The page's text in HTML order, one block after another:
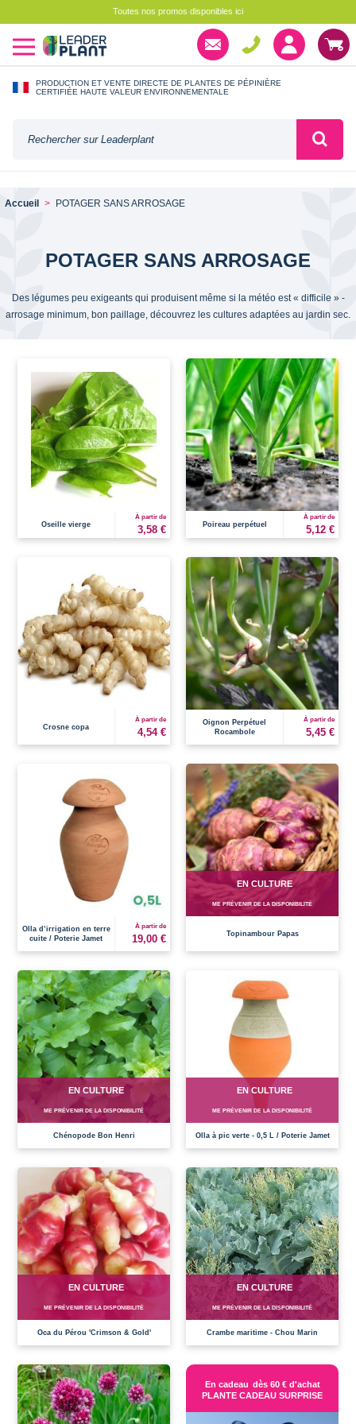
Toutes nos promos disponibles ici
PRODUCTION ET VENTE DIRECTE DE PLANTES DE PÉPINIÈRE
CERTIFIÉE HAUTE VALEUR ENVIRONNEMENTALE
Accueil POTAGER SANS ARROSAGE
POTAGER SANS ARROSAGE
Des légumes peu exigeants qui produisent même si la météo est « difficile » -
arrosage minimum, bon paillage, découvrez les cultures adaptées au jardin sec.
Oseille vierge
À partir de
3,58 € Poireau perpétuel
À partir de
5,12 €
Crosne copa
À partir de
4,54 €
Oignon Perpétuel
Rocambole
À partir de
5,45 €
Olla d’irrigation en terre
cuite / Poterie Jamet
À partir de
19,00 €
EN CULTURE
ME PRÉVENIR DE LA DISPONIBILITÉ
Topinambour Papas
EN CULTURE
ME PRÉVENIR DE LA DISPONIBILITÉ
Chénopode Bon Henri
EN CULTURE
ME PRÉVENIR DE LA DISPONIBILITÉ
Olla à pic verte - 0,5 L / Poterie Jamet
EN CULTURE
ME PRÉVENIR DE LA DISPONIBILITÉ
Oca du Pérou 'Crimson & Gold'
EN CULTURE
ME PRÉVENIR DE LA DISPONIBILITÉ
Crambe maritime - Chou Marin
En cadeau dès 60 € d'achat
PLANTE CADEAU SURPRISE